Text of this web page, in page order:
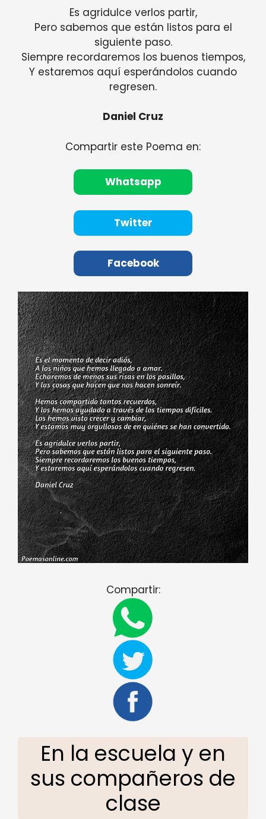
Es agridulce verlos partir,
Pero sabemos que están listos para el
siguiente paso.
Siempre recordaremos los buenos tiempos,
Y estaremos aquí esperándolos cuando
regresen.
Daniel Cruz
Compartir este Poema en:
Whatsapp
Twitter
Facebook
Compartir:
En la escuela y en
sus compañeros de
clase